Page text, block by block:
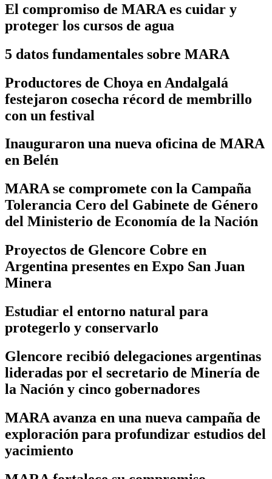
El compromiso de MARA es cuidar y
proteger los cursos de agua
5 datos fundamentales sobre MARA
Productores de Choya en Andalgalá
festejaron cosecha récord de membrillo
con un festival
Inauguraron una nueva oficina de MARA
en Belén
MARA se compromete con la Campaña
Tolerancia Cero del Gabinete de Género
del Ministerio de Economía de la Nación
Proyectos de Glencore Cobre en
Argentina presentes en Expo San Juan
Minera
Estudiar el entorno natural para
protegerlo y conservarlo
Glencore recibió delegaciones argentinas
lideradas por el secretario de Minería de
la Nación y cinco gobernadores
MARA avanza en una nueva campaña de
exploración para profundizar estudios del
yacimiento